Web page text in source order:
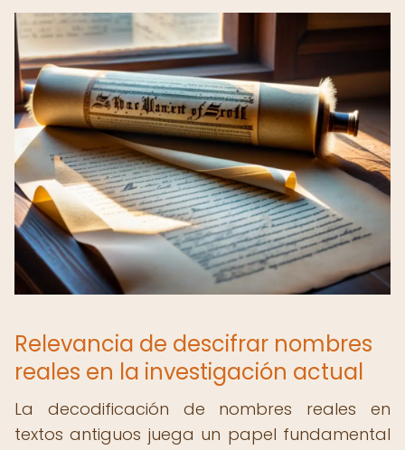
Relevancia de descifrar nombres
reales en la investigación actual
La decodificación de nombres reales en
textos antiguos juega un papel fundamental